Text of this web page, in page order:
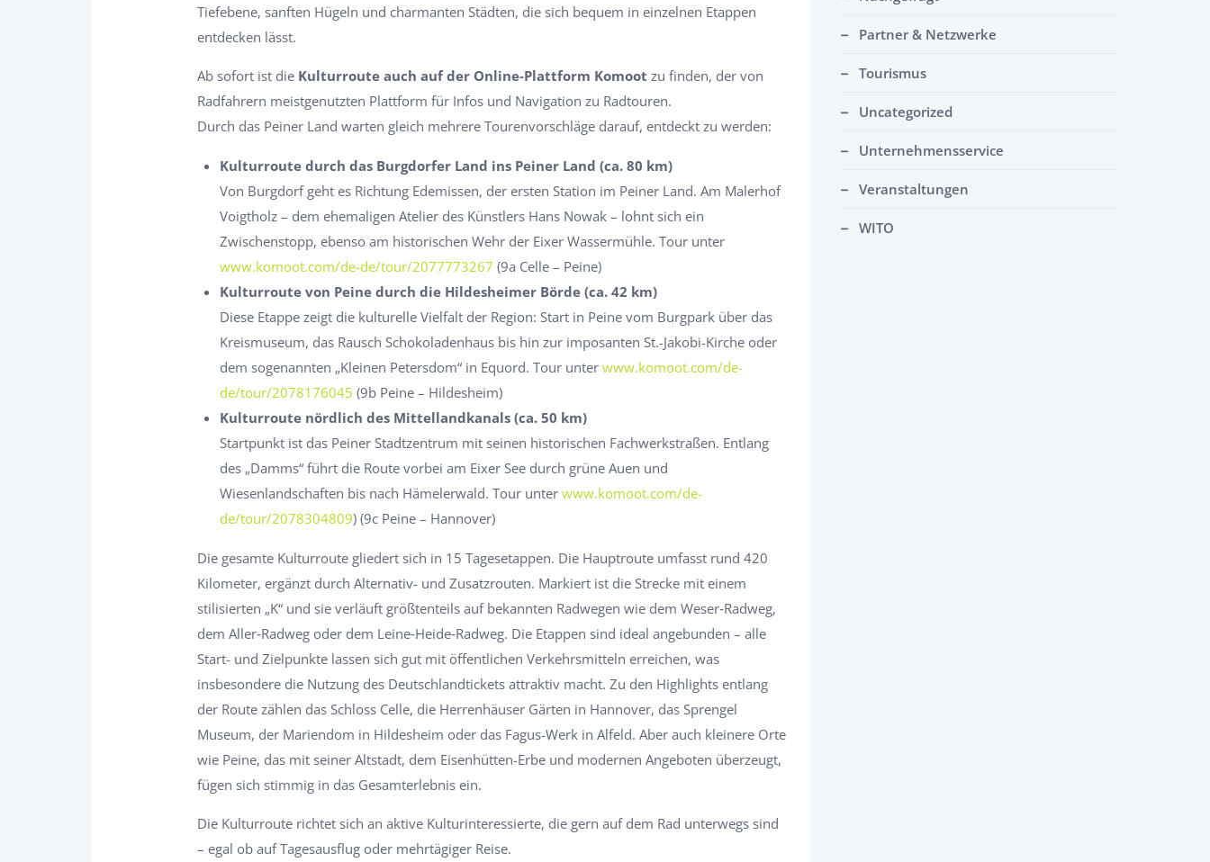
Tiefebene, sanften Hügeln und charmanten Städten, die sich bequem in einzelnen Etappen
entdecken lässt.
Ab sofort ist die Kulturroute auch auf der Online-Plattform Komoot zu finden, der von
Radfahrern meistgenutzten Plattform für Infos und Navigation zu Radtouren.
Durch das Peiner Land warten gleich mehrere Tourenvorschläge darauf, entdeckt zu werden:
Kulturroute durch das Burgdorfer Land ins Peiner Land (ca. 80 km)
Von Burgdorf geht es Richtung Edemissen, der ersten Station im Peiner Land. Am Malerhof
Voigtholz – dem ehemaligen Atelier des Künstlers Hans Nowak – lohnt sich ein
Zwischenstopp, ebenso am historischen Wehr der Eixer Wassermühle. Tour unter
www.komoot.com/de-de/tour/2077773267 (9a Celle – Peine)
Kulturroute von Peine durch die Hildesheimer Börde (ca. 42 km)
Diese Etappe zeigt die kulturelle Vielfalt der Region: Start in Peine vom Burgpark über das
Kreismuseum, das Rausch Schokoladenhaus bis hin zur imposanten St.-Jakobi-Kirche oder
dem sogenannten „Kleinen Petersdom“ in Equord. Tour unter www.komoot.com/de-
de/tour/2078176045 (9b Peine – Hildesheim)
Kulturroute nördlich des Mittellandkanals (ca. 50 km)
Startpunkt ist das Peiner Stadtzentrum mit seinen historischen Fachwerkstraßen. Entlang
des „Damms“ führt die Route vorbei am Eixer See durch grüne Auen und
Wiesenlandschaften bis nach Hämelerwald. Tour unter www.komoot.com/de-
de/tour/2078304809) (9c Peine – Hannover)
Die gesamte Kulturroute gliedert sich in 15 Tagesetappen. Die Hauptroute umfasst rund 420
Kilometer, ergänzt durch Alternativ- und Zusatzrouten. Markiert ist die Strecke mit einem
stilisierten „K“ und sie verläuft größtenteils auf bekannten Radwegen wie dem Weser‐Radweg,
dem Aller‐Radweg oder dem Leine‐Heide‐Radweg. Die Etappen sind ideal angebunden – alle
Start- und Zielpunkte lassen sich gut mit öffentlichen Verkehrsmitteln erreichen, was
insbesondere die Nutzung des Deutschlandtickets attraktiv macht. Zu den Highlights entlang
der Route zählen das Schloss Celle, die Herrenhäuser Gärten in Hannover, das Sprengel
Museum, der Mariendom in Hildesheim oder das Fagus-Werk in Alfeld. Aber auch kleinere Orte
wie Peine, das mit seiner Altstadt, dem Eisenhütten-Erbe und modernen Angeboten überzeugt,
fügen sich stimmig in das Gesamterlebnis ein.
Die Kulturroute richtet sich an aktive Kulturinteressierte, die gern auf dem Rad unterwegs sind
– egal ob auf Tagesausflug oder mehrtägiger Reise.
Partner & Netzwerke
Tourismus
Uncategorized
Unternehmensservice
Veranstaltungen
WITO